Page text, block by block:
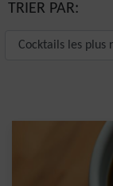
TRIER PAR: